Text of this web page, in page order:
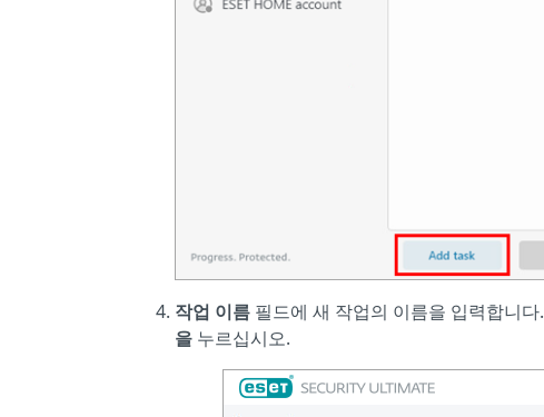
작업 이름 필드에 새 작업의 이름을 입력합니다.
을 누르십시오.